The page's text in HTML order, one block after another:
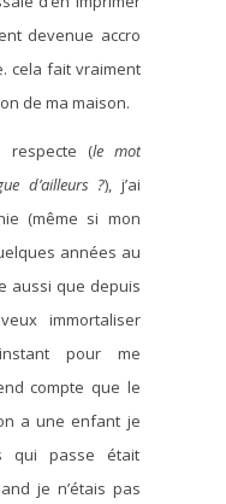
devenue accro
cela fait vraiment
de ma maison.
respecte (le mot
d’ailleurs ?), j’ai
(même si mon
années au
aussi que depuis
immortaliser
pour me
compte que le
a une enfant je
qui passe était
je n’étais pas